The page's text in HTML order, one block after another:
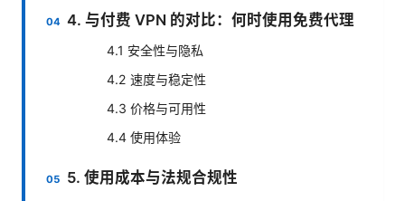
4. 与付费 VPN 的对比：何时使用免费代理
4.1 安全性与隐私
4.2 速度与稳定性
4.3 价格与可用性
4.4 使用体验
5. 使用成本与法规合规性